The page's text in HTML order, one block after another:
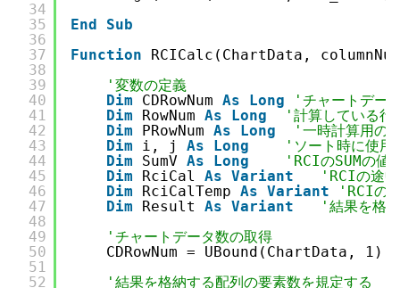
34
35
36
37
38
39
40
41
42
43
44
45
46
47
48
49
50
51
52
End
Sub
Function
RCICalc(ChartData,
'変数の定義
Dim
CDRowNum As Long
'チャートデー
Dim
RowNum As Long
'計算している行
Dim
PRowNum As Long
'一時計算用の
Dim
i, j As Long
'ソート時に使用
Dim
SumV As Long
'RCIのSUMの値
Dim
RciCal As Variant
'RCIの途
Dim
RciCalTemp As Variant
'RCIの
Dim
Result As Variant
'結果を格
'チャートデータ数の取得
CDRowNum = UBound(ChartData, 1)
'結果を格納する配列の要素数を規定する